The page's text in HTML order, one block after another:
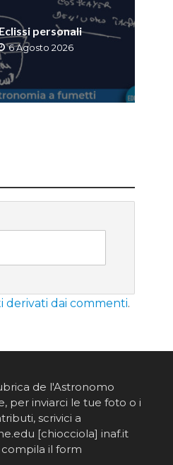
Eclissi personali
6 Agosto 2026
derivati dai commenti.
de l'Astronomo
per inviarci le tue foto o i
scrivici a
[chiocciola] inaf.it
compila il form